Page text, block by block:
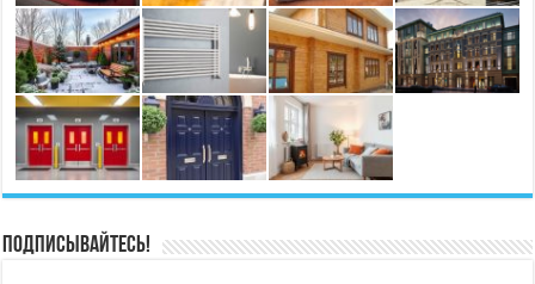
Подписывайтесь!